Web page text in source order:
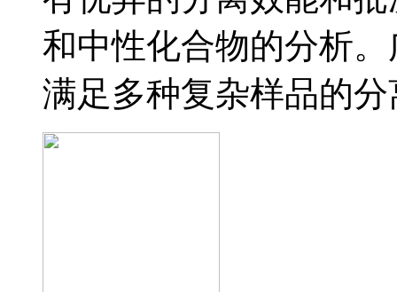
和中性化合物的分析
满足多种复杂样品的